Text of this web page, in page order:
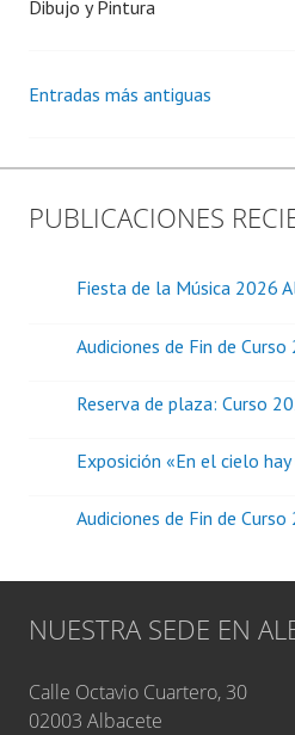
Dibujo y Pintura
Ir
Entradas más antiguas
PUBLICACIONES
Fiesta de la Música 2026
Audiciones de Fin de Curso
Reserva de plaza: Curso
Exposición «En el cielo
Audiciones de Fin de Curso
NUESTRA SEDE EN
Calle Octavio Cuartero, 30
02003 Albacete